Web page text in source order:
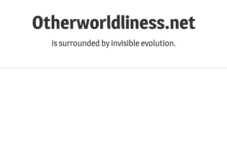
ツ
Otherworldliness.net
is surrounded by invisible evolution.